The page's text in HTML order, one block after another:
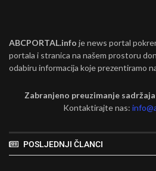
ABCPORTAL.info je news portal
portala i stranica na našem prostoru
odabiru informacija koje prezentiramo
Zabranjeno preuzimanje
Kontaktirajte nas:
POSLJEDNJI ČLANCI